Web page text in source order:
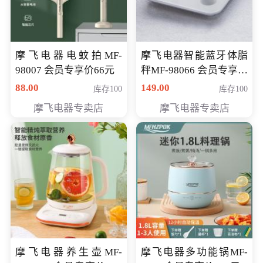
摩飞电器电蚊拍MF-
98007 会员专享价66元
88.00
库存100
摩飞电器专卖店
摩飞电器智能蓝牙体脂
秤MF-98066 会员专享价
98元
149.00 库存100
摩飞电器专卖店
摩飞电器养生壶MF-
摩飞电器多功能锅MF-